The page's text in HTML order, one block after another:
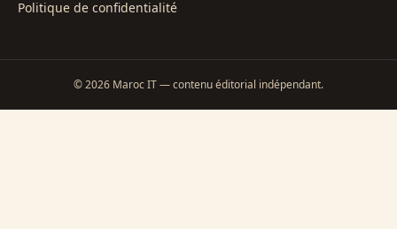
Politique de confidentialité
©2026 Maroc IT — contenu éditorial indépendant.